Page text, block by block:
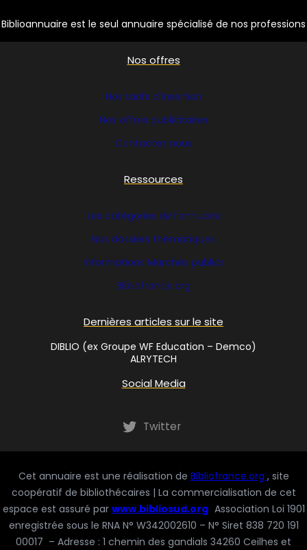
Biblioannuaire est le seul annuaire spécialisé de nos professions
Nos offres
Nos tarifs d’insertion
Nos offres publicitaires
Contactez nous
Ressources
Les catégories de l’annuaire
Nos dossiers thématiques
Informations Marchés publics
Bibliofrance.org
Dernières articles sur le site
DIBLIO (ex Groupe WF Education – Demco)
ALRYTECH
Social Media
Twitter
Cet annuaire est une réalisation de Bibliofrance.org , site
coopératif de bibliothécaires | La commercialisation de cet
espace est assuré par www.bibliosud.org Association Loi 1901
enregistrée sous le RNA N° W342002610 – N° Siret 838 720 191
00017 – Adresse : 1 chemin des gandials 34260 Ceilhes et